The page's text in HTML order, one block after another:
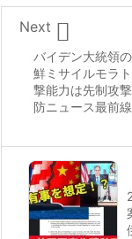
バイデン大統領
鮮ミサイルモラ
撃能力は先制攻
防ニュース最前

Next